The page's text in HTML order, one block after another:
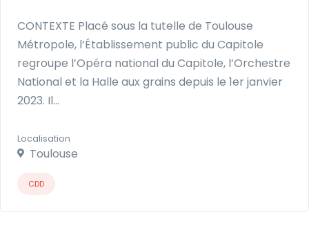
CONTEXTE Placé sous la tutelle de Toulouse
Métropole, l’Établissement public du Capitole
regroupe l’Opéra national du Capitole, l’Orchestre
National et la Halle aux grains depuis le 1er janvier
2023. Il…
Localisation
Toulouse
CDD